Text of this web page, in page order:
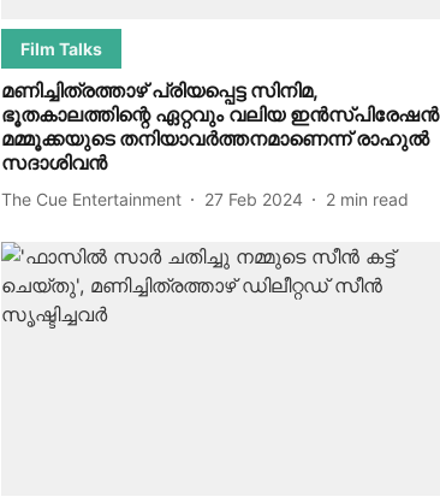
Film Talks
മണിച്ചിത്രത്താഴ് പ്രിയപ്പെട്ട സിനിമ,
ഭൂതകാലത്തിന്റെ ഏറ്റവും വലിയ ഇൻസ്പിരേഷൻ
മമ്മൂക്കയുടെ തനിയാവർത്തനമാണെന്ന് രാഹുൽ
സദാശിവൻ
The Cue Entertainment 27 Feb 2024 2 min read